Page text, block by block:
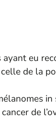
ayant eu
de la
de